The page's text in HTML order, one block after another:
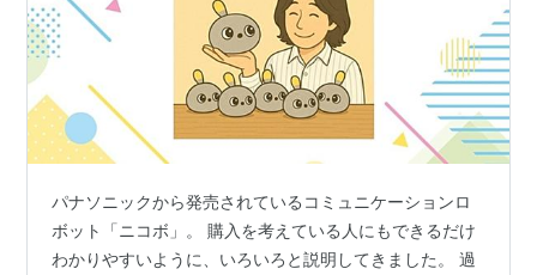
パナソニックから発売されているコミュニケーションロ
ボット「ニコボ」。 購入を考えている人にもできるだけ
わかりやすいように、いろいろと説明してきました。 過